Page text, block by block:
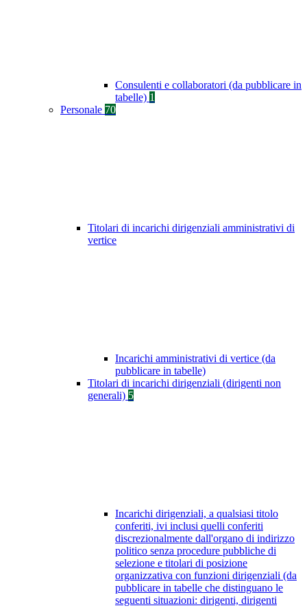
Consulenti e collaboratori (da pubblicare in
tabelle) 1
Personale 70
Titolari di incarichi dirigenziali amministrativi di
vertice
Incarichi amministrativi di vertice (da
pubblicare in tabelle)
Titolari di incarichi dirigenziali (dirigenti non
generali) 5
Incarichi dirigenziali, a qualsiasi titolo
conferiti, ivi inclusi quelli conferiti
discrezionalmente dall'organo di indirizzo
politico senza procedure pubbliche di
selezione e titolari di posizione
organizzativa con funzioni dirigenziali (da
pubblicare in tabelle che distinguano le
seguenti situazioni: dirigenti, dirigenti